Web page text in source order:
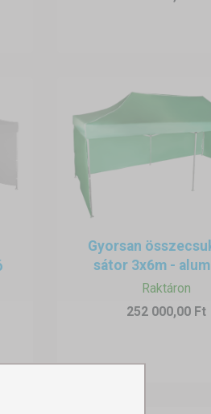
Gyorsan
sátor 3x6m -
Raktáron
252 000,00 Ft